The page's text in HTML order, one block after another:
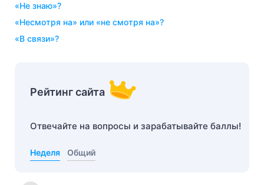
«не знаю»?
«несмотря на» или «не смотря на»?
«в связи»?
Рейтинг сайта
Отвечайте на вопросы и зарабатывайте баллы!
Неделя Общий